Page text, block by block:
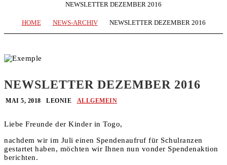
NEWSLETTER DEZEMBER 2016
HOME NEWS-ARCHIV NEWSLETTER DEZEMBER 2016
NEWSLETTER DEZEMBER 2016
MAI 5, 2018 LEONIE ALLGEMEIN
Liebe Freunde der Kinder in Togo,
nachdem wir im Juli einen Spendenaufruf für Schulranzen
gestartet haben, möchten wir Ihnen nun vonder Spendenaktion
berichten.